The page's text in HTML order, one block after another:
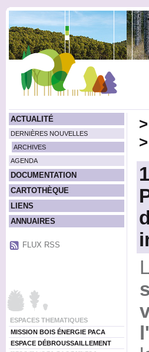
ACTUALITÉ
DERNIÈRES NOUVELLES
ARCHIVES
AGENDA
DOCUMENTATION
CARTOTHÈQUE
LIENS
ANNUAIRES
FLUX RSS
ESPACES THEMATIQUES
MISSION BOIS ÉNERGIE PACA
ESPACE DÉBROUSSAILLEMENT
>
>